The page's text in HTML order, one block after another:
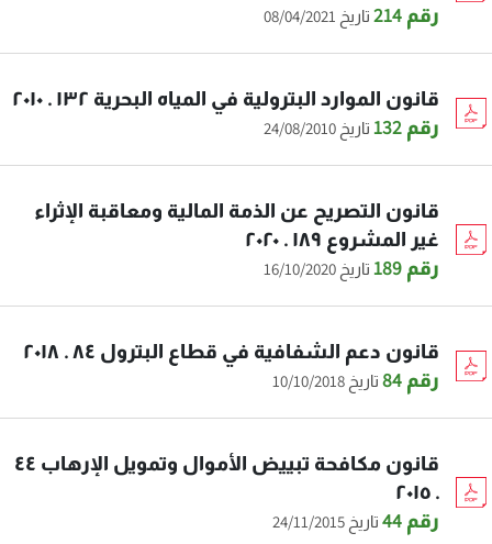
رقم 214
تاريخ 08/04/2021
قانون الموارد البترولية في المياه البحرية ١٣٢ . ٢٠١٠
رقم 132
تاريخ 24/08/2010
قانون التصريح عن الذمة المالية ومعاقبة الإثراء
غير المشروع ١٨٩ . ٢٠٢٠
رقم 189
تاريخ 16/10/2020
قانون دعم الشفافية في قطاع البترول ٨٤ . ٢٠١٨
رقم 84
تاريخ 10/10/2018
قانون مكافحة تبييض الأموال وتمويل الإرهاب ٤٤
. ٢٠١٥
رقم 44
تاريخ 24/11/2015